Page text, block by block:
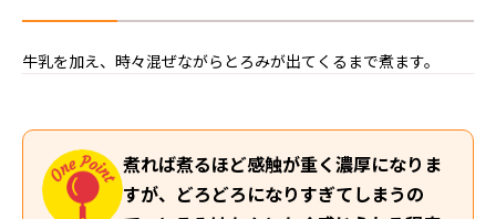
牛乳を加え、時々混ぜながらとろみが出てくるまで煮ます。
煮れば煮るほど感触が重く濃厚になりま
すが、どろどろになりすぎてしまうの